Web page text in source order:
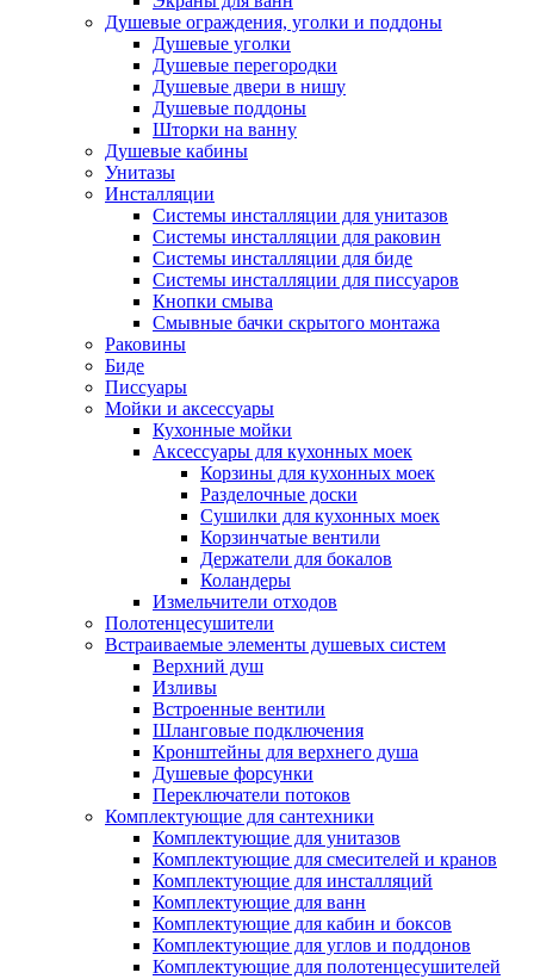
Душевые ограждения, уголки и поддоны
Душевые уголки
Душевые перегородки
Душевые двери в нишу
Душевые поддоны
Шторки на ванну
Душевые кабины
Унитазы
Инсталляции
Системы инсталляции для унитазов
Системы инсталляции для раковин
Системы инсталляции для биде
Системы инсталляции для писсуаров
Кнопки смыва
Смывные бачки скрытого монтажа
Раковины
Биде
Писсуары
Мойки и аксессуары
Кухонные мойки
Аксессуары для кухонных моек
Корзины для кухонных моек
Разделочные доски
Сушилки для кухонных моек
Корзинчатые вентили
Держатели для бокалов
Коландеры
Измельчители отходов
Полотенцесушители
Встраиваемые элементы душевых систем
Верхний душ
Изливы
Встроенные вентили
Шланговые подключения
Кронштейны для верхнего душа
Душевые форсунки
Переключатели потоков
Комплектующие для сантехники
Комплектующие для унитазов
Комплектующие для смесителей и кранов
Комплектующие для инсталляций
Комплектующие для ванн
Комплектующие для кабин и боксов
Комплектующие для углов и поддонов
Комплектующие для полотенцесушителей